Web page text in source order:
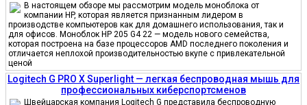
В настоящем обзоре мы рассмотрим модель моноблока от
компании HP, которая является признанным лидером в
производстве компьютеров как для домашнего использования, так и
для офисов. Моноблок HP 205 G4 22 — модель нового семейства,
которая построена на базе процессоров AMD последнего поколения и
отличается неплохой производительностью вкупе с привлекательной
ценой
Logitech G PRO X Superlight — легкая беспроводная мышь для
профессиональных киберспортсменов
Швейцарская компания Logitech G представила беспроводную